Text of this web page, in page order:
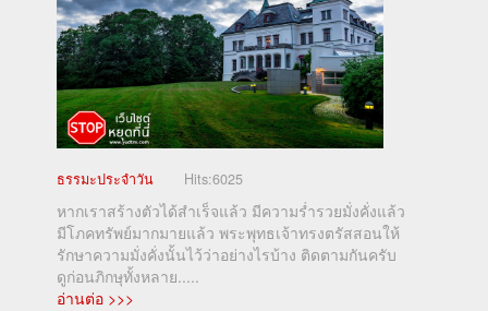
ธรรมะประจำวัน Hits:6025
หากเราสร้างตัวได้สำเร็จแล้ว มีความร่ำรวยมั่งคั่งแล้ว
มีโภคทรัพย์มากมายแล้ว พระพุทธเจ้าทรงตรัสสอนให้
รักษาความมั่งคั่งนั้นไว้ว่าอย่างไรบ้าง ติดตามกันครับ
ดูก่อนภิกษุทั้งหลาย.....
อ่านต่อ >>>